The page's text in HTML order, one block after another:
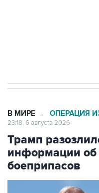
В МИРЕ → ОПЕРАЦИЯ
23:18, 6 августа 2026
Трамп
информации об
боеприпасов